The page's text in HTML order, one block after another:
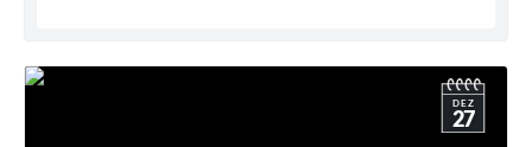
DEZ
27